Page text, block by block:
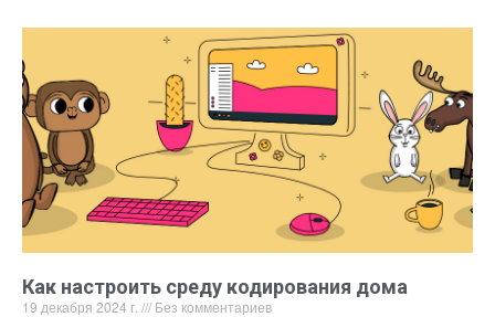
Как настроить среду кодирования дома
19 декабря 2024 г. Без комментариев